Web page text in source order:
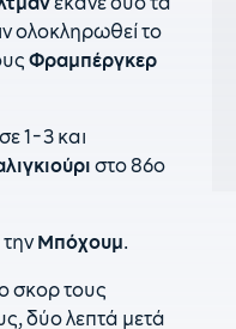
ολοκληρωθεί το
Φραμπέργκερ
1-3 και
στο 86ο
τηνΜπόχουμ.
σκορ τους
δύο λεπτά μετά